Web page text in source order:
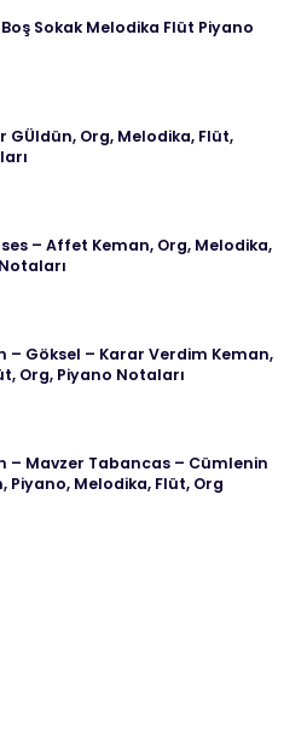
Sokak Melodika Flüt Piyano
GÜldün, Org, Melodika, Flüt,
– Affet Keman, Org, Melodika,
– Göksel – Karar Verdim Keman,
Org, Piyano Notaları
– Mavzer Tabancas – Cümlenin
Piyano, Melodika, Flüt, Org